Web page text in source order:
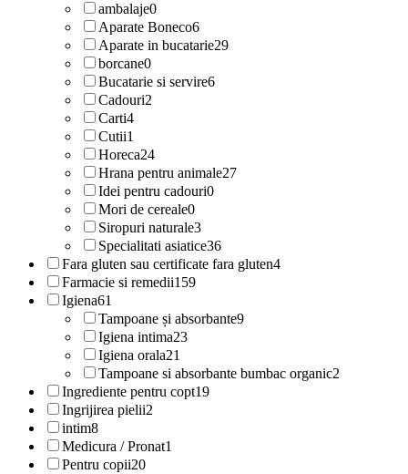
ambalaje0
Aparate Boneco6
Aparate in bucatarie29
borcane0
Bucatarie si servire6
Cadouri2
Carti4
Cutii1
Horeca24
Hrana pentru animale27
Idei pentru cadouri0
Mori de cereale0
Siropuri naturale3
Specialitati asiatice36
Fara gluten sau certificate fara gluten4
Farmacie si remedii159
Igiena61
Tampoane și absorbante9
Igiena intima23
Igiena orala21
Tampoane si absorbante bumbac organic2
Ingrediente pentru copt19
Ingrijirea pielii2
intim8
Medicura / Pronat1
Pentru copii20